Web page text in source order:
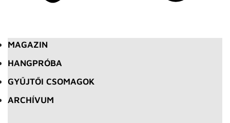
MAGAZIN
HANGPRÓBA
GYŰJTŐI CSOMAGOK
ARCHÍVUM